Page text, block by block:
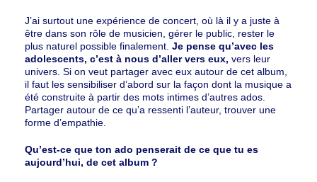
J’ai surtout une expérience de concert, où là il y a juste à
être dans son rôle de musicien, gérer le public, rester le
plus naturel possible finalement. Je pense qu’avec les
adolescents, c’est à nous d’aller vers eux, vers leur
univers. Si on veut partager avec eux autour de cet album,
il faut les sensibiliser d’abord sur la façon dont la musique a
été construite à partir des mots intimes d’autres ados.
Partager autour de ce qu’a ressenti l’auteur, trouver une
forme d’empathie.
Qu’est-ce que ton ado penserait de ce que tu es
aujourd’hui, de cet album ?